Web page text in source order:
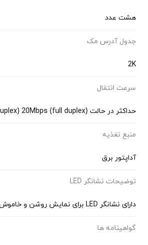
هشت عدد
جدول آدرس مک
2K
سرعت انتقال
حداکثر در حالت Ethernet: 10Mbps (half duplex) 20Mbps (full duplex) حداکثر در حالت Fast Ethernet: 100Mbps (half duplex) 200Mbps (full duplex)
منبع تغذیه
آداپتور برق
توضیحات نشانگر LED
دارای نشانگر LED برای نمایش روشن و خاموش بودن دستگاه دارای نشانگر LED برای نمایش لینک و فعالیت پورت‌ها
گواهینامه‌ ها